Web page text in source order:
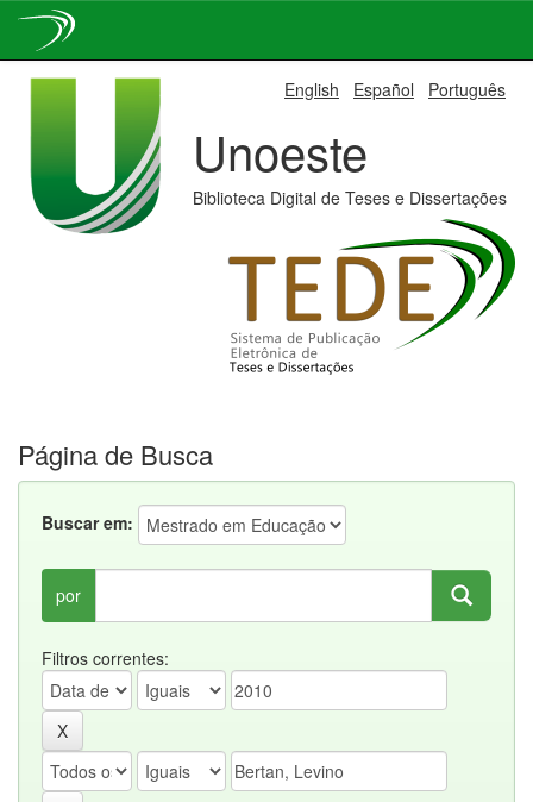
English Español Português
Unoeste
Biblioteca Digital de Teses e Dissertações
Página de Busca
Buscar em:
por
Filtros correntes: